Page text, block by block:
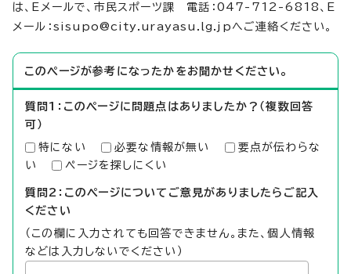
は、Eメールで、市民スポーツ課 電話：047-712-6818、E
メール：sisupo@city.urayasu.lg.jpへご連絡ください。
このページが参考になったかをお聞かせください。
質問1：このページに問題点はありましたか？（複数回答
可）
特にない 必要な情報が無い
要点が伝わらな
い
ページを探しにくい
質問2：このページについてご意見がありましたらご記入
ください
（この欄に入力されても回答できません。また、個人情報
などは入力しないでください）